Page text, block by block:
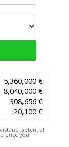
5,360,000 €
8,040,000 €
308,656 €
20,100 €
potential
once you